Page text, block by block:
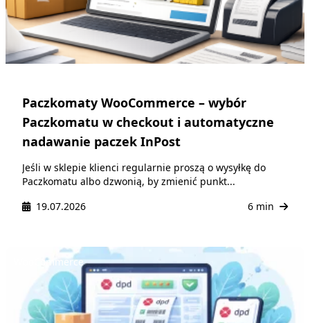
Paczkomaty WooCommerce – wybór
Paczkomatu w checkout i automatyczne
nadawanie paczek InPost
Jeśli w sklepie klienci regularnie proszą o wysyłkę do
Paczkomatu albo dzwonią, by zmienić punkt...
19.07.2026
6 min
WooCommerce